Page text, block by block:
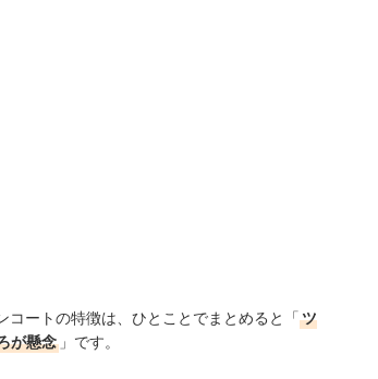
コートの特徴は、ひとことでまとめると「ツ
が懸念 」です。